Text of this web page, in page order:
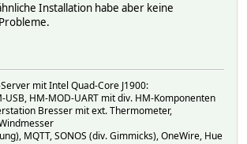
Installation habe aber keine
mit Intel Quad-Core J1900:
USB, HM-MOD-UART mit div. HM-Komponenten
Bresser mit ext. Thermometer,
MQTT, SONOS (div. Gimmicks), OneWire, Hue